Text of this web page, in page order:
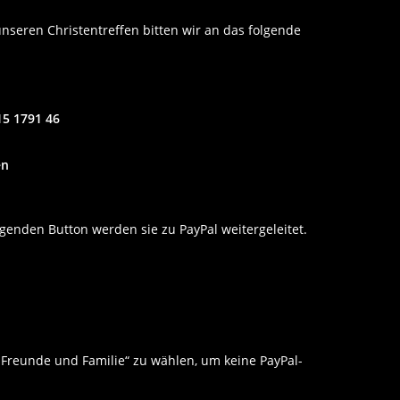
Christentreffen bitten wir an das folgende
1791 46
Button werden sie zu PayPal weitergeleitet.
und Familie“ zu wählen, um keine PayPal-